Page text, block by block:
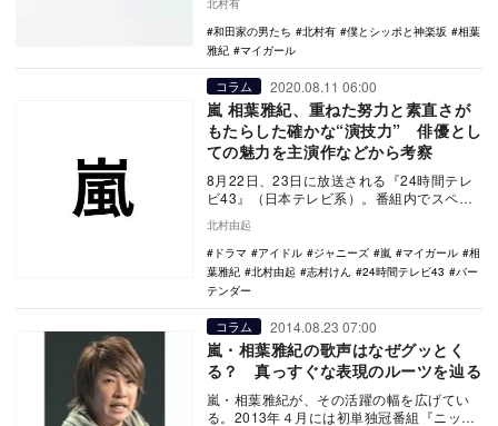
日で3年…
北村有
和田家の男たち
北村有 僕とシッポと神楽坂
相葉
雅紀
マイガール
コラム 2020.08.11 06:00
嵐 相葉雅紀、重ねた努力と素直さが
もたらした確かな“演技力” 俳優とし
ての魅力を主演作などから考察
8月22日、23日に放送される『24時間テレ
ビ43』（日本テレビ系）。番組内でスペシ
らない…
北村由起
ドラマ
アイドル ジャニーズ 嵐 マイガール
相
葉雅紀
北村由起 志村けん 24時間テレビ43
バー
テンダー
コラム 2014.08.23 07:00
嵐・相葉雅紀の歌声はなぜグッとく
る？ 真っすぐな表現のルーツを辿る
嵐・相葉雅紀が、その活躍の幅を広げてい
る。2013年４月には初単独冠番組『ニッポ